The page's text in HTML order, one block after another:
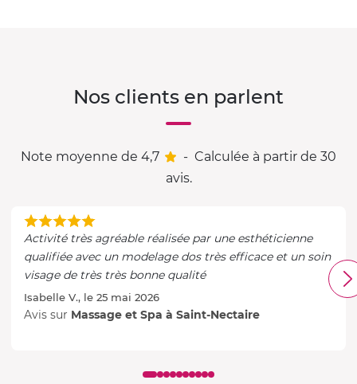
Nos clients en parlent
Note moyenne de 4,7 - Calculée à partir de 30
avis.
Activité très agréable réalisée par une esthéticienne
qualifiée avec un modelage dos très efficace et un soin
visage de très très bonne qualité
Isabelle V., le 25 mai 2026
Avis sur Massage et Spa à Saint-Nectaire